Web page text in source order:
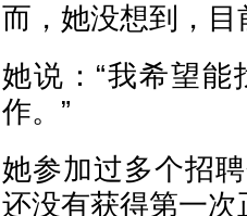
而，她没想到，
她说：“我希望
作。”
她参加过多个招
还没有获得第一次